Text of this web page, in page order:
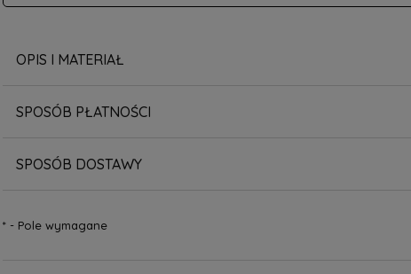
OPIS I MATERIAŁ
SPOSÓB PŁATNOŚCI
SPOSÓB DOSTAWY
*- Pole wymagane